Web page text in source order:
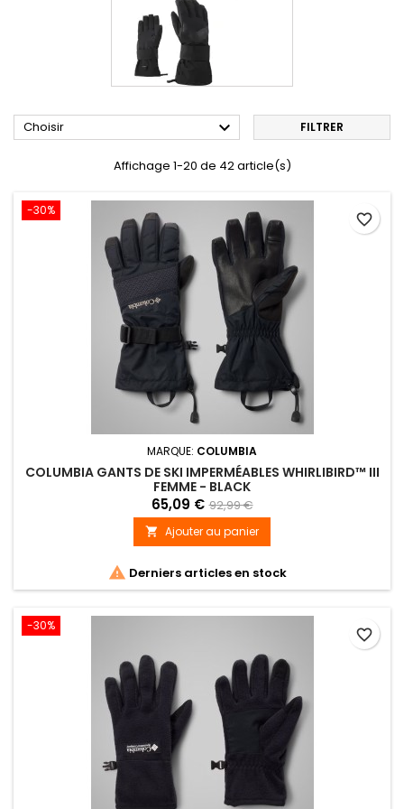
Choisir  FILTRER
Affichage 1-20 de 42 article(s)
-30%
MARQUE: COLUMBIA
COLUMBIA GANTS DE SKI IMPERMÉABLES WHIRLIBIRD™ III
FEMME - BLACK
65,09 € 92,99 €
 Ajouter au panier
 Derniers articles en stock
favorite_border
-30%
favorite_border